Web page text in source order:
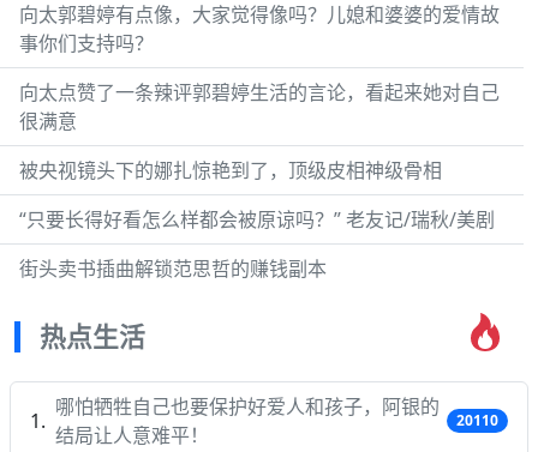
向太郭碧婷有点像，大家觉得像吗？儿媳和婆婆的爱情故
事你们支持吗？
向太点赞了一条辣评郭碧婷生活的言论，看起来她对自己
很满意
被央视镜头下的娜扎惊艳到了，顶级皮相神级骨相
“只要长得好看怎么样都会被原谅吗？” 老友记/瑞秋/美剧
街头卖书插曲解锁范思哲的赚钱副本
热点生活
哪怕牺牲自己也要保护好爱人和孩子，阿银的
结局让人意难平！
20110